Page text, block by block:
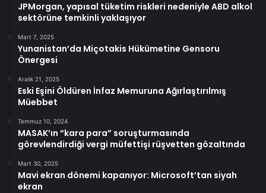
JPMorgan, yapısal tüketim riskleri nedeniyle ABD alkol
sektörüne temkinli yaklaşıyor
Mart 7, 2025
Yunanistan’da Miçotakis Hükümetine Gensoru
Önergesi
Aralık 21, 2025
Eski Eşini Öldüren İnfaz Memuruna Ağırlaştırılmış
Müebbet
Temmuz 10, 2024
MASAK’ın “kara para” soruşturmasında
görevlendirdiği vergi müfettişi rüşvetten gözaltında
Mart 30, 2025
Mavi ekran dönemi kapanıyor: Microsoft’tan siyah
ekran